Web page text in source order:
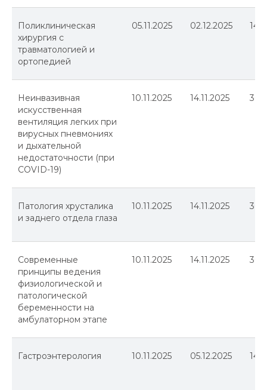
Поликлиническая
хирургия с
травматологией и
ортопедией
05.11.2025 02.12.2025 144
Неинвазивная
искусственная
вентиляция легких при
вирусных пневмониях
и дыхательной
недостаточности (при
COVID-19)
10.11.2025 14.11.2025 36
Патология хрусталика
и заднего отдела глаза
10.11.2025 14.11.2025 36
Современные
принципы ведения
физиологической и
патологической
беременности на
амбулаторном этапе
10.11.2025 14.11.2025 36
Гастроэнтерология 10.11.2025 05.12.2025 144